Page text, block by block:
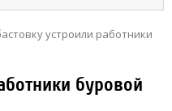
устроили работники
буровой